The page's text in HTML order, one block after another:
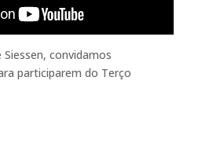
convidamos
participarem do Terço